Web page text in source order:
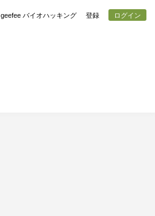
geefee バイオハッキング 登録 ログイン